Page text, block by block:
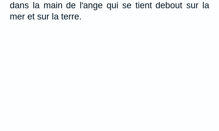
dans la main de l'ange qui se tient debout sur la
mer et sur la terre.